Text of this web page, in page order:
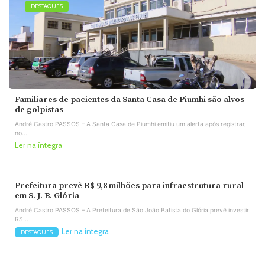
DESTAQUES
Familiares de pacientes da Santa Casa de Piumhi são alvos
de golpistas
André Castro PASSOS – A Santa Casa de Piumhi emitiu um alerta após registrar,
no...
Ler na íntegra
Prefeitura prevê R$ 9,8 milhões para infraestrutura rural
em S. J. B. Glória
André Castro PASSOS – A Prefeitura de São João Batista do Glória prevê investir
R$...
DESTAQUES Ler na íntegra